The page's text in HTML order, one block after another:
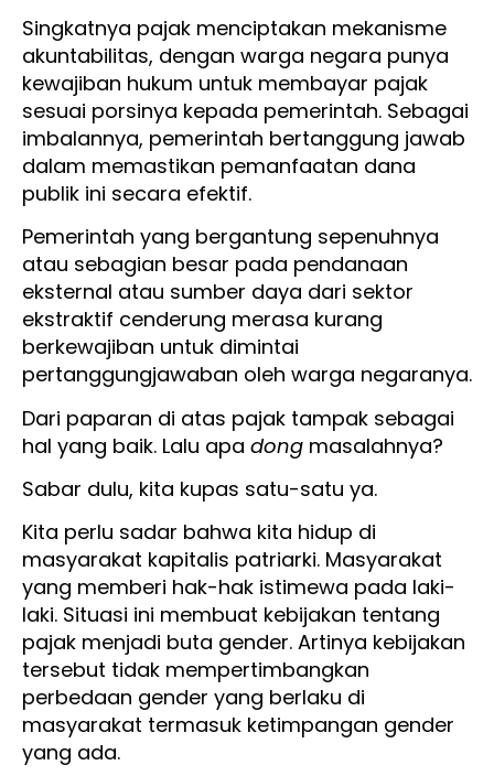
Singkatnya pajak menciptakan mekanisme
akuntabilitas, dengan warga negara punya
kewajiban hukum untuk membayar pajak
sesuai porsinya kepada pemerintah. Sebagai
imbalannya, pemerintah bertanggung jawab
dalam memastikan pemanfaatan dana
publik ini secara efektif.
Pemerintah yang bergantung sepenuhnya
atau sebagian besar pada pendanaan
eksternal atau sumber daya dari sektor
ekstraktif cenderung merasa kurang
berkewajiban untuk dimintai
pertanggungjawaban oleh warga negaranya.
Dari paparan di atas pajak tampak sebagai
hal yang baik. Lalu apa dong masalahnya?
Sabar dulu, kita kupas satu-satu ya.
Kita perlu sadar bahwa kita hidup di
masyarakat kapitalis patriarki. Masyarakat
yang memberi hak-hak istimewa pada laki-
laki. Situasi ini membuat kebijakan tentang
pajak menjadi buta gender. Artinya kebijakan
tersebut tidak mempertimbangkan
perbedaan gender yang berlaku di
masyarakat termasuk ketimpangan gender
yang ada.